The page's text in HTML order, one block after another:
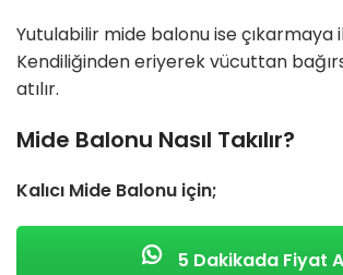
Yutulabilir mide balonu ise çıkarmaya
Kendiliğinden eriyerek vücuttan
atılır.
Mide Balonu Nasıl Takılır?
Kalıcı Mide Balonu için;
5 Dakikada Fiyat